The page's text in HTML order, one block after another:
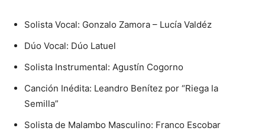
Solista Vocal: Gonzalo Zamora – Lucía Valdéz
Dúo Vocal: Dúo Latuel
Solista Instrumental: Agustín Cogorno
Canción Inédita: Leandro Benítez por “Riega la
Semilla”
Solista de Malambo Masculino: Franco Escobar